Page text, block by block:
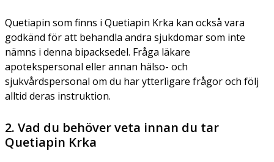
Quetiapin som finns i Quetiapin Krka kan också vara
godkänd för att behandla andra sjukdomar som inte
nämns i denna bipacksedel. Fråga läkare
apotekspersonal eller annan hälso- och
sjukvårdspersonal om du har ytterligare frågor och följ
alltid deras instruktion.
2. Vad du behöver veta innan du tar
Quetiapin Krka